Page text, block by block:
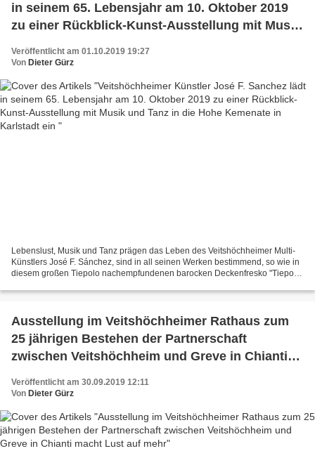
in seinem 65. Lebensjahr am 10. Oktober 2019
zu einer Rückblick-Kunst-Ausstellung mit Musik
Veröffentlicht am 01.10.2019 19:27
Von Dieter Gürz
Lebenslust, Musik und Tanz prägen das Leben des Veitshöchheimer Multi-
Künstlers José F. Sánchez, sind in all seinen Werken bestimmend, so wie in
diesem großen Tiepolo nachempfundenen barocken Deckenfresko "Tiepolo
Ausstellung im Veitshöchheimer Rathaus zum
25 jährigen Bestehen der Partnerschaft
zwischen Veitshöchheim und Greve in Chianti
Veröffentlicht am 30.09.2019 12:11
Von Dieter Gürz